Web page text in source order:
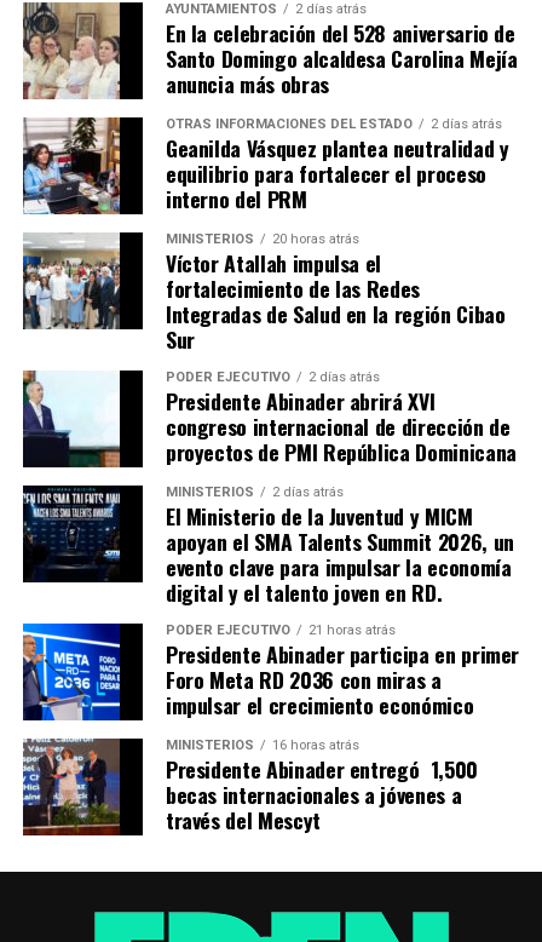
AYUNTAMIENTOS 2 días atrás
En la celebración del 528 aniversario de
Santo Domingo alcaldesa Carolina Mejía
anuncia más obras
OTRAS INFORMACIONES DEL ESTADO 2 días atrás
Geanilda Vásquez plantea neutralidad y
equilibrio para fortalecer el proceso
interno del PRM
MINISTERIOS 20 horas atrás
Víctor Atallah impulsa el
fortalecimiento de las Redes
Integradas de Salud en la región Cibao
Sur
PODER EJECUTIVO 2 días atrás
Presidente Abinader abrirá XVI
congreso internacional de dirección de
proyectos de PMI República Dominicana
MINISTERIOS 2 días atrás
El Ministerio de la Juventud y MICM
apoyan el SMA Talents Summit 2026, un
evento clave para impulsar la economía
digital y el talento joven en RD.
PODER EJECUTIVO 21 horas atrás
Presidente Abinader participa en primer
Foro Meta RD 2036 con miras a
impulsar el crecimiento económico
MINISTERIOS 16 horas atrás
Presidente Abinader entregó 1,500
becas internacionales a jóvenes a
través del Mescyt